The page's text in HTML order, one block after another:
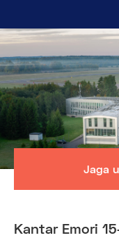
Jaga
Kantar Emori